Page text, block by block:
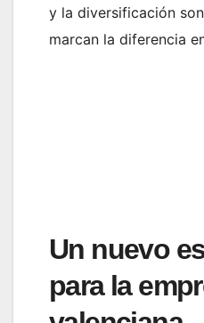
y la diversificación
marcan la diferencia
Un nuevo
para la